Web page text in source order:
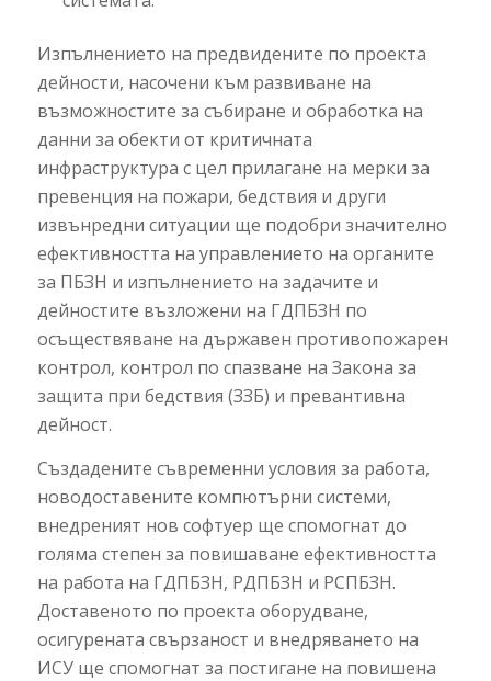
Изпълнението на предвидените по проекта
дейности, насочени към развиване на
възможностите за събиране и обработка на
данни за обекти от критичната
инфраструктура с цел прилагане на мерки за
превенция на пожари, бедствия и други
извънредни ситуации ще подобри значително
ефективността на управлението на органите
за ПБЗН и изпълнението на задачите и
дейностите възложени на ГДПБЗН по
осъществяване на държавен противопожарен
контрол, контрол по спазване на Закона за
защита при бедствия (ЗЗБ) и превантивна
дейност.
Създадените съвременни условия за работа,
новодоставените компютърни системи,
внедреният нов софтуер ще спомогнат до
голяма степен за повишаване ефективността
на работа на ГДПБЗН, РДПБЗН и РСПБЗН.
Доставеното по проекта оборудване,
осигурената свързаност и внедряването на
ИСУ ще спомогнат за постигане на повишена